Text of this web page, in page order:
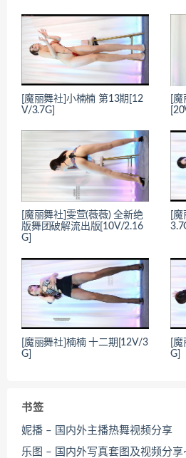
[魔丽舞社]小楠楠 第13期[12
V/3.7G]
[
[魔丽舞社]雯萱(薇薇) 全新绝
版舞团破解流出版[10V/2.16
G]
[
[魔丽舞社]楠楠 十二期[12V/3
G]
[
G]
书签
妮播 – 国内外主播热舞视频分享
乐图 – 国内外写真套图及视频分享